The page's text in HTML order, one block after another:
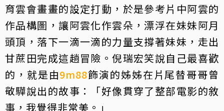
育雲會畫畫的設定打動，於是參考片中阿雲的
作品構圖，讓阿雲化作雲朵，漂浮在妹妹阿月
頭頂，落下一滴一滴的力量支撐著妹妹，走出
甘蔗田完成這趟冒險。倪瑞宏笑說自己最喜歡
的，就是由9m88飾演的姊姊在片尾替哥哥曾
敬驊說出的故事：「好像貫穿了整部電影的敘
事，我覺得非常美。」